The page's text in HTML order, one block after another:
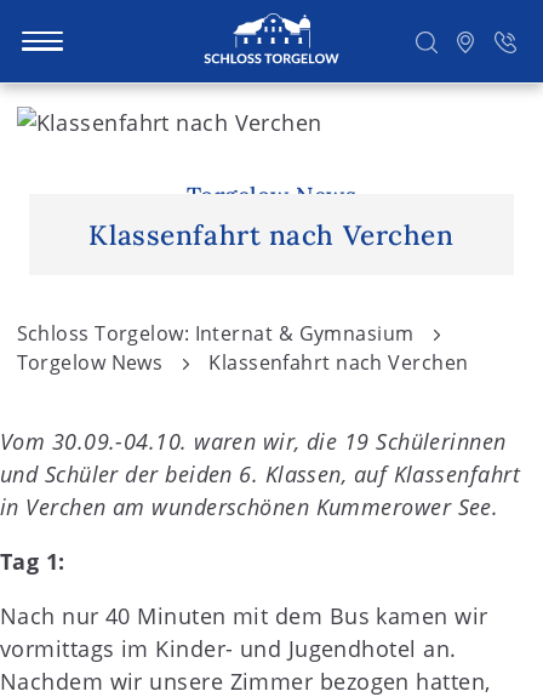
S
n
t
Torgelow News
Klassenfahrt nach Verchen
Schloss Torgelow: Internat & Gymnasium
Torgelow News
Klassenfahrt nach Verchen
Vom 30.09.-04.10. waren wir, die 19 Schülerinnen
und Schüler der beiden 6. Klassen, auf Klassenfahrt
in Verchen am wunderschönen Kummerower See.
Tag 1:
Nach nur 40 Minuten mit dem Bus kamen wir
vormittags im Kinder- und Jugendhotel an.
Nachdem wir unsere Zimmer bezogen hatten,